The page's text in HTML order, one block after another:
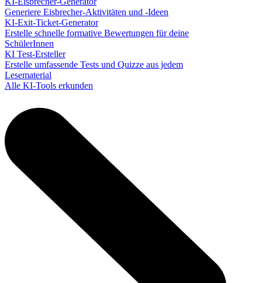
Generiere Eisbrecher-Aktivitäten und -Ideen
KI-Exit-Ticket-Generator
Erstelle schnelle formative Bewertungen für deine
SchülerInnen
KI Test-Ersteller
Erstelle umfassende Tests und Quizze aus jedem
Lesematerial
Alle KI-Tools erkunden